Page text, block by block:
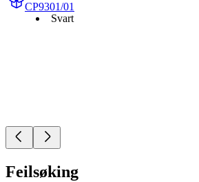
CP9301/01
Svart
Feilsøking